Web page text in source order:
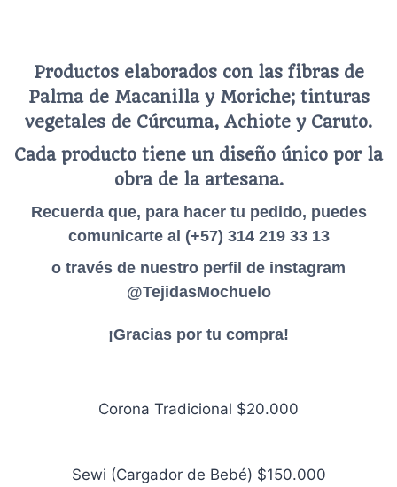
Productos elaborados con las fibras de
Palma de Macanilla y Moriche; tinturas
vegetales de Cúrcuma, Achiote y Caruto.
Cada producto tiene un diseño único por la
obra de la artesana.
Recuerda que, para hacer tu pedido, puedes
comunicarte al (+57) 314 219 33 13
o través de nuestro perfil de instagram
@TejidasMochuelo
¡Gracias por tu compra!
Corona Tradicional $20.000
Sewi (Cargador de Bebé) $150.000